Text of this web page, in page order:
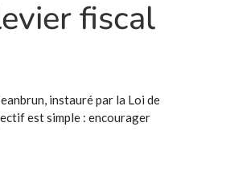
fiscal
instauré par la Loi de
est simple : encourager